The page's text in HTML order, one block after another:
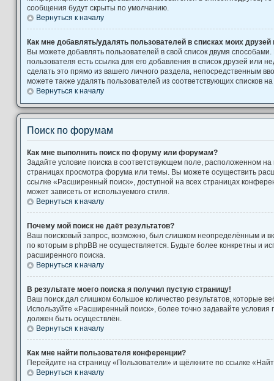
сообщения будут скрыты по умолчанию.
Вернуться к началу
Как мне добавлять/удалять пользователей в списках моих друзей
Вы можете добавлять пользователей в свой список двумя
пользователя есть ссылка для его добавления в список друзей или
сделать это прямо из вашего личного раздела, непосредственным
можете также удалять пользователей из соответствующих списков
Вернуться к началу
Поиск по форумам
Как мне выполнить поиск по форуму или форумам?
Задайте условие поиска в соответствующем поле, расположенном
страницах просмотра форума или темы. Вы можете осуществить
ссылке «Расширенный поиск», доступной на всех страницах
может зависеть от используемого стиля.
Вернуться к началу
Почему мой поиск не даёт результатов?
Ваш поисковый запрос, возможно, был слишком неопределённым и
по которым в phpBB не осуществляется. Будьте более конкретны и
расширенного поиска.
Вернуться к началу
В результате моего поиска я получил пустую страницу!
Ваш поиск дал слишком большое количество результатов, которые
Используйте «Расширенный поиск», более точно задавайте
должен быть осуществлён.
Вернуться к началу
Как мне найти пользователя конференции?
Перейдите на страницу «Пользователи» и щёлкните по ссылке
Вернуться к началу